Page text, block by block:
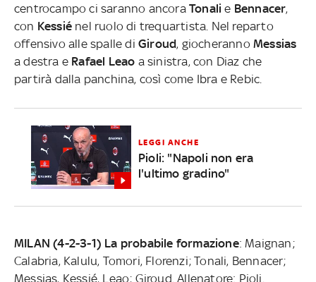
centrocampo ci saranno ancora Tonali e Bennacer,
con Kessié nel ruolo di trequartista. Nel reparto
offensivo alle spalle di Giroud, giocherannoMessias
a destra e Rafael Leao a sinistra, con Diaz che
partirà dalla panchina, così come Ibra e Rebic.
LEGGI ANCHE
Pioli: "Napoli non era
l'ultimo gradino"
MILAN (4-2-3-1) La probabile formazione: Maignan;
Calabria, Kalulu, Tomori, Florenzi; Tonali, Bennacer;
Messias, Kessié, Leao; Giroud. Allenatore: Pioli.